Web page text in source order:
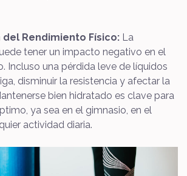
del Rendimiento Físico: La
tener un impacto negativo en el
Incluso una pérdida leve de líquidos
disminuir la resistencia y afectar la
bien hidratado es clave para
ya sea en el gimnasio, en el
actividad diaria.